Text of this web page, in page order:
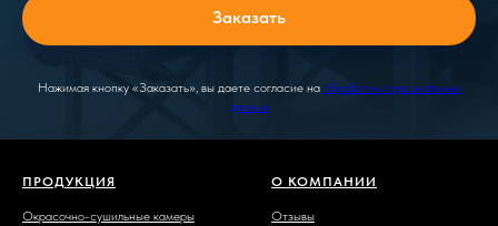
Заказать
Нажимая кнопку «Заказать», вы даете согласие на обработку персональных
данных
ПРОДУКЦИЯ
Окрасочно-сушильные камеры
О КОМПАНИИ
Отзывы